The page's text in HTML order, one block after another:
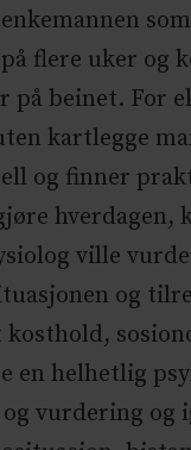
flere uker og
på beinet. For
kartlegge
og finner
hverdagen,
ville
og
en helhetlig
vurdering og